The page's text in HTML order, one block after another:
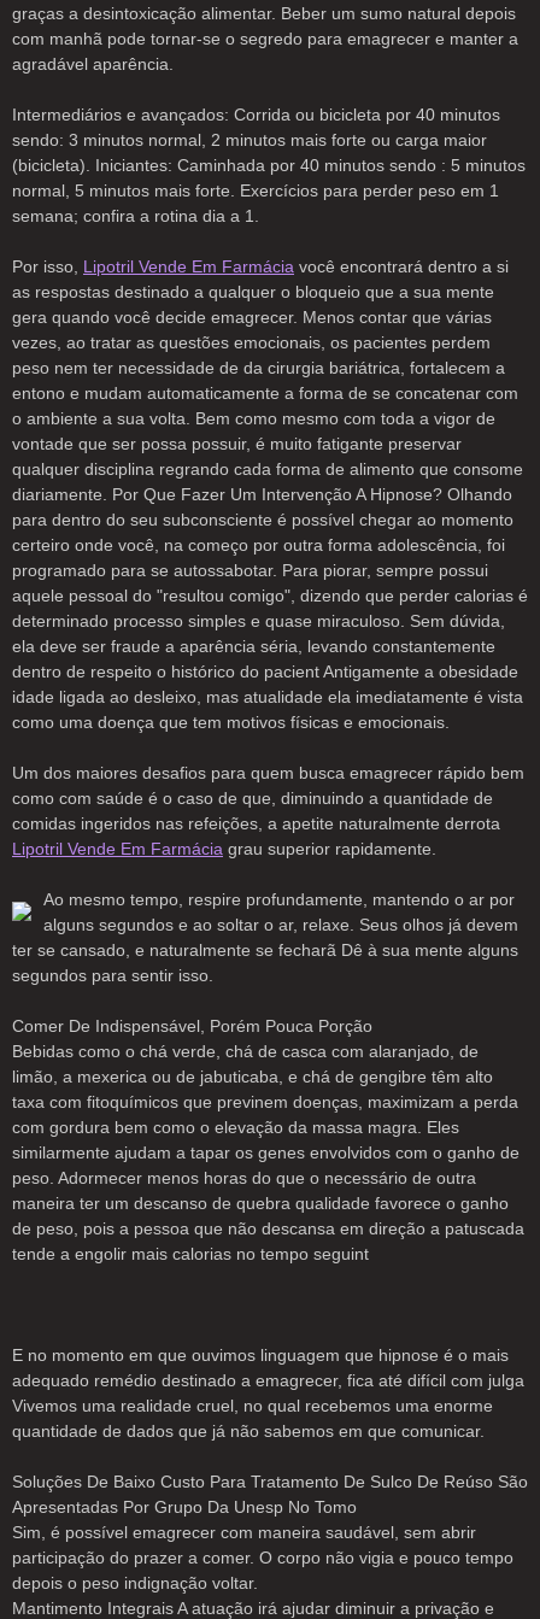
graças a desintoxicação alimentar. Beber um sumo natural depois
com manhã pode tornar-se o segredo para emagrecer e manter a
agradável aparência.
Intermediários e avançados: Corrida ou bicicleta por 40 minutos
sendo: 3 minutos normal, 2 minutos mais forte ou carga maior
(bicicleta). Iniciantes: Caminhada por 40 minutos sendo : 5 minutos
normal, 5 minutos mais forte. Exercícios para perder peso em 1
semana; confira a rotina dia a 1.
Por isso, Lipotril Vende Em Farmácia você encontrará dentro a si
as respostas destinado a qualquer o bloqueio que a sua mente
gera quando você decide emagrecer. Menos contar que várias
vezes, ao tratar as questões emocionais, os pacientes perdem
peso nem ter necessidade de da cirurgia bariátrica, fortalecem a
entono e mudam automaticamente a forma de se concatenar com
o ambiente a sua volta. Bem como mesmo com toda a vigor de
vontade que ser possa possuir, é muito fatigante preservar
qualquer disciplina regrando cada forma de alimento que consome
diariamente. Por Que Fazer Um Intervenção A Hipnose? Olhando
para dentro do seu subconsciente é possível chegar ao momento
certeiro onde você, na começo por outra forma adolescência, foi
programado para se autossabotar. Para piorar, sempre possui
aquele pessoal do "resultou comigo", dizendo que perder calorias é
determinado processo simples e quase miraculoso. Sem dúvida,
ela deve ser fraude a aparência séria, levando constantemente
dentro de respeito o histórico do pacient Antigamente a obesidade
idade ligada ao desleixo, mas atualidade ela imediatamente é vista
como uma doença que tem motivos físicas e emocionais.
Um dos maiores desafios para quem busca emagrecer rápido bem
como com saúde é o caso de que, diminuindo a quantidade de
comidas ingeridos nas refeições, a apetite naturalmente derrota
Lipotril Vende Em Farmácia grau superior rapidamente.
Ao mesmo tempo, respire profundamente, mantendo o ar por
alguns segundos e ao soltar o ar, relaxe. Seus olhos já devem
ter se cansado, e naturalmente se fecharã Dê à sua mente alguns
segundos para sentir isso.
Comer De Indispensável, Porém Pouca Porção
Bebidas como o chá verde, chá de casca com alaranjado, de
limão, a mexerica ou de jabuticaba, e chá de gengibre têm alto
taxa com fitoquímicos que previnem doenças, maximizam a perda
com gordura bem como o elevação da massa magra. Eles
similarmente ajudam a tapar os genes envolvidos com o ganho de
peso. Adormecer menos horas do que o necessário de outra
maneira ter um descanso de quebra qualidade favorece o ganho
de peso, pois a pessoa que não descansa em direção a patuscada
tende a engolir mais calorias no tempo seguint
E no momento em que ouvimos linguagem que hipnose é o mais
adequado remédio destinado a emagrecer, fica até difícil com julga
Vivemos uma realidade cruel, no qual recebemos uma enorme
quantidade de dados que já não sabemos em que comunicar.
Soluções De Baixo Custo Para Tratamento De Sulco De Reúso São
Apresentadas Por Grupo Da Unesp No Tomo
Sim, é possível emagrecer com maneira saudável, sem abrir
participação do prazer a comer. O corpo não vigia e pouco tempo
depois o peso indignação voltar.
Mantimento Integrais A atuação irá ajudar diminuir a privação e